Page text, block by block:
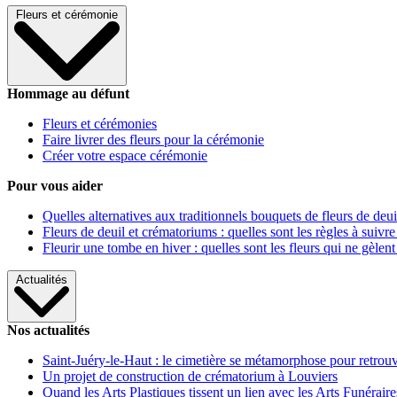
Fleurs et cérémonie
Hommage au défunt
Fleurs et cérémonies
Faire livrer des fleurs pour la cérémonie
Créer votre espace cérémonie
Pour vous aider
Quelles alternatives aux traditionnels bouquets de fleurs de
Fleurs de deuil et crématoriums : quelles sont les règles à
Fleurir une tombe en hiver : quelles sont les fleurs qui ne gèlent
Actualités
Nos actualités
Saint-Juéry-le-Haut : le cimetière se métamorphose pour
Un projet de construction de crématorium à Louviers
Quand les Arts Plastiques tissent un lien avec les Arts